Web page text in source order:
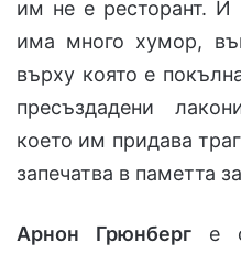
им не е ресторант. И
има много хумор,
върху която е
пресъздадени
което им придава
запечатва в паметта
Арнон Грюнберг е